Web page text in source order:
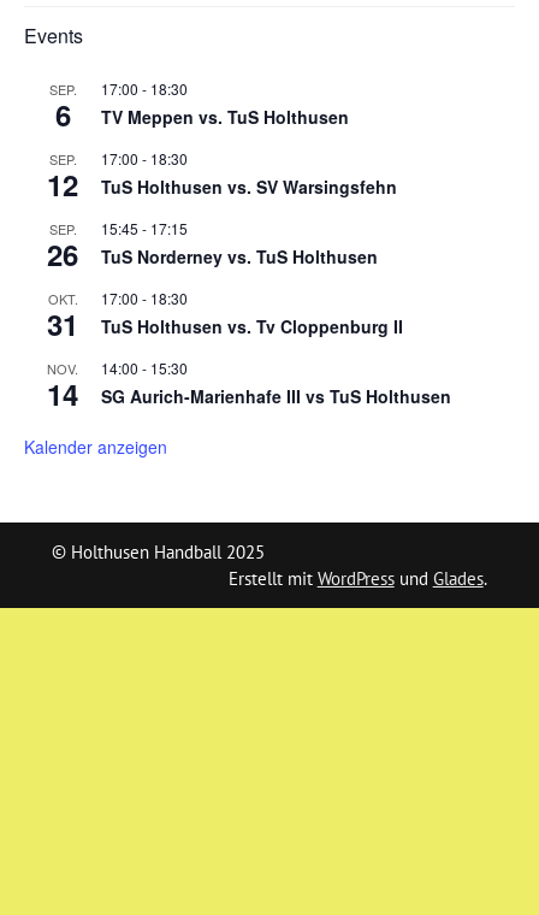
Events
SEP.
6
17:00 - 18:30
TV Meppen vs. TuS Holthusen
SEP.
12
17:00 - 18:30
TuS Holthusen vs. SV Warsingsfehn
SEP.
26
15:45 - 17:15
TuS Norderney vs. TuS Holthusen
OKT.
31
17:00 - 18:30
TuS Holthusen vs. Tv Cloppenburg II
NOV.
14
14:00 - 15:30
SG Aurich-Marienhafe III vs TuS Holthusen
Kalender anzeigen
© Holthusen Handball 2025
Erstellt mit WordPressund Glades.